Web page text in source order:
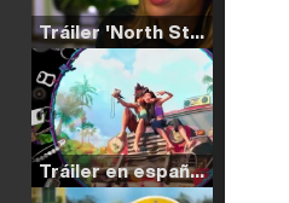
Tráiler 'North Star' (2023)
Tráiler en español de 'La isla olvidada'